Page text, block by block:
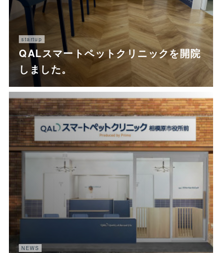
startup
QALスマートペットクリニックを開院
しました。
NEWS